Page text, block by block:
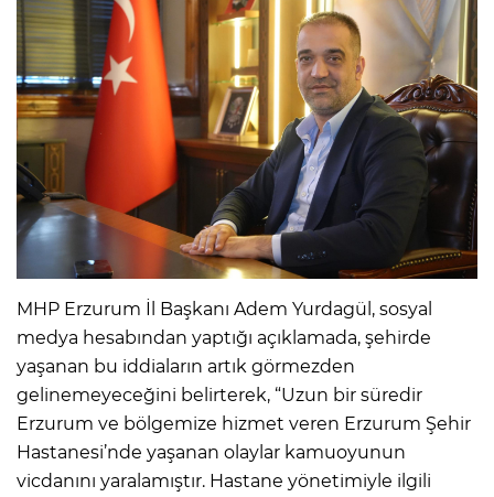
MHP Erzurum İl Başkanı Adem Yurdagül, sosyal
medya hesabından yaptığı açıklamada, şehirde
yaşanan bu iddiaların artık görmezden
gelinemeyeceğini belirterek, “Uzun bir süredir
Erzurum ve bölgemize hizmet veren Erzurum Şehir
Hastanesi’nde yaşanan olaylar kamuoyunun
vicdanını yaralamıştır. Hastane yönetimiyle ilgili